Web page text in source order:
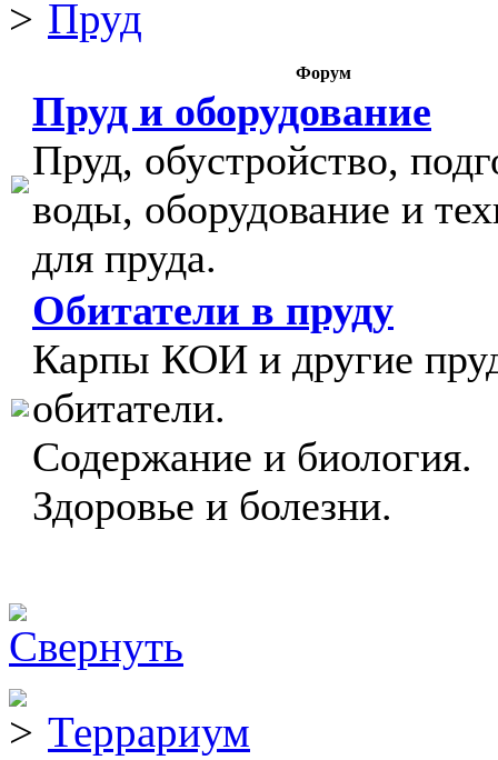
Пруд
Форум
Пруд и оборудование
Пруд, обустройство,
воды, оборудование и
для пруда.
Обитатели в пруду
Карпы КОИ и другие
обитатели.
Содержание и биология.
Здоровье и болезни.
Террариум